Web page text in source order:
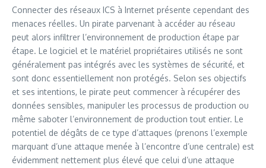
Connecter des réseaux ICS à Internet présente cependant des
menaces réelles. Un pirate parvenant à accéder au réseau
peut alors infiltrer l’environnement de production étape par
étape. Le logiciel et le matériel propriétaires utilisés ne sont
généralement pas intégrés avec les systèmes de sécurité, et
sont donc essentiellement non protégés. Selon ses objectifs
et ses intentions, le pirate peut commencer à récupérer des
données sensibles, manipuler les processus de production ou
même saboter l’environnement de production tout entier. Le
potentiel de dégâts de ce type d’attaques (prenons l’exemple
marquant d’une attaque menée à l’encontre d’une centrale) est
évidemment nettement plus élevé que celui d’une attaque